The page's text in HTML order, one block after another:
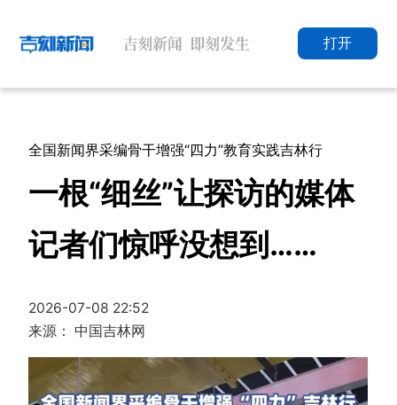
打开
全国新闻界采编骨干增强“四力”教育实践吉林行
一根“细丝”让探访的媒体
记者们惊呼没想到……
2026-07-08 22:52
来源： 中国吉林网